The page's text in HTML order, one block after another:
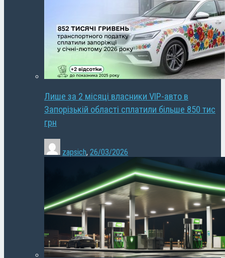
Лише за 2 місяці власники VIP-авто в
Запорізькій області сплатили більше 850 тис
грн
zapsich, 26/03/2026